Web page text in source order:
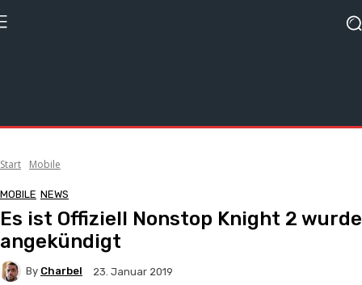
Start Mobile
MOBILE NEWS
Es ist Offiziell Nonstop Knight 2 wurde
angekündigt
By Charbel 23. Januar 2019